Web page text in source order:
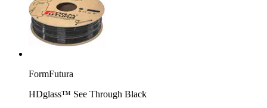
FormFutura
HDglass™ See Through Black